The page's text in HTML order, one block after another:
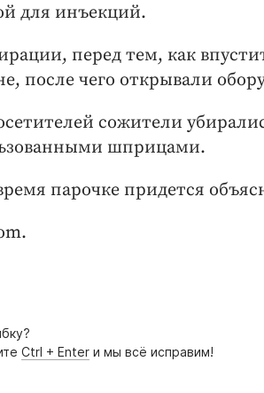
для инъекций.
перед тем, как
после чего открывали
сожители
шприцами.
парочке придется
Ctrl + Enter и мы всё исправим!